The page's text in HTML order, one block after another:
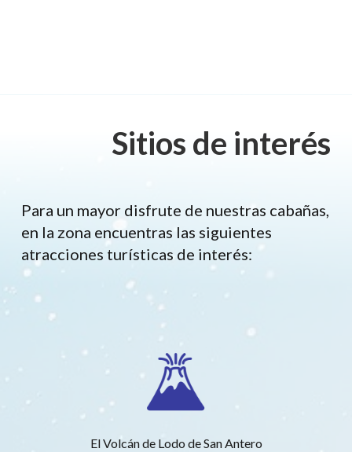
Sitios de interés
Para un mayor disfrute de nuestras cabañas,
en la zona encuentras las siguientes
atracciones turísticas de interés:
El Volcán de Lodo de San Antero